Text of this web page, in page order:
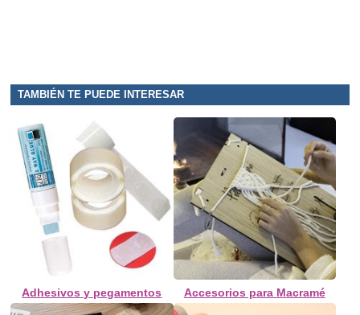
TAMBIÉN TE PUEDE INTERESAR
Adhesivos y pegamentos Accesorios para Macramé